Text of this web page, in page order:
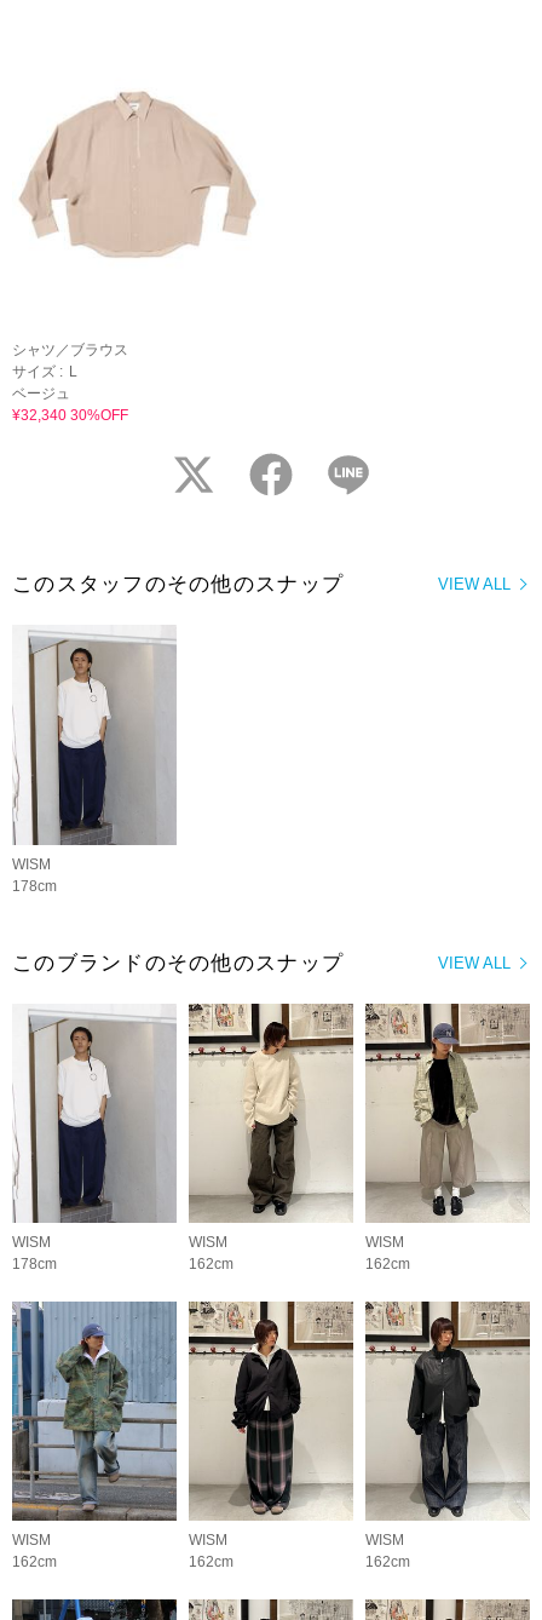
シャツ／ブラウス
サイズ : L
ベージュ
¥32,340 30%OFF
twitter facebook
VIEW ALL
このスタッフのその他のスナップ
WISM
178cm
VIEW ALL
このブランドのその他のスナップ
WISM
178cm
WISM
162cm
WISM
162cm
WISM
162cm
WISM
162cm
WISM
162cm